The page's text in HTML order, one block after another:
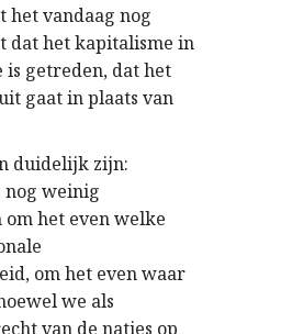
het vandaag nog
dat het kapitalisme in
is getreden, dat het
gaat in plaats van
duidelijk zijn:
nog weinig
het even welke
om het even waar
we als
van de naties op